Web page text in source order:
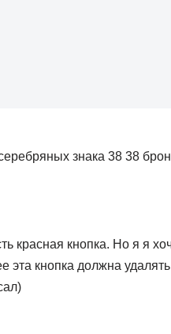
знака 38 38
красная кнопка. Но я я
кнопка должна